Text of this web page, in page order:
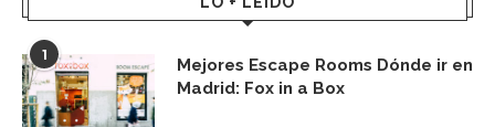
1
Mejores Escape Rooms Dónde ir en
Madrid: Fox in a Box